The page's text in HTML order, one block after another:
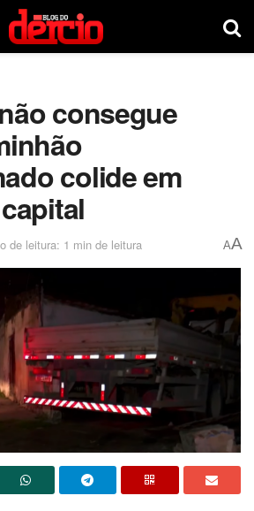
consegue
colide em
de leitura: 1 min de leitura AA